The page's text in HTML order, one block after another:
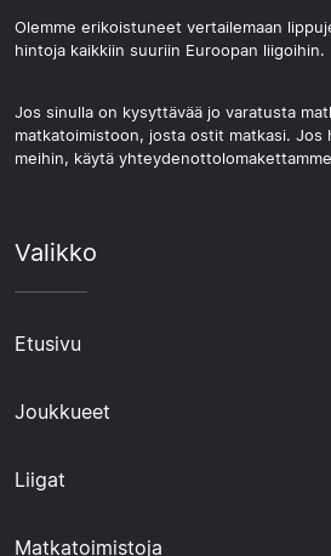
Olemme erikoistuneet vertailemaan
hintoja kaikkiin suuriin Euroopan liigoihin.
Jos sinulla on kysyttävää jo varatusta
matkatoimistoon, josta ostit matkasi.
meihin, käytä
Valikko
Etusivu
Joukkueet
Liigat
Matkatoimistoja